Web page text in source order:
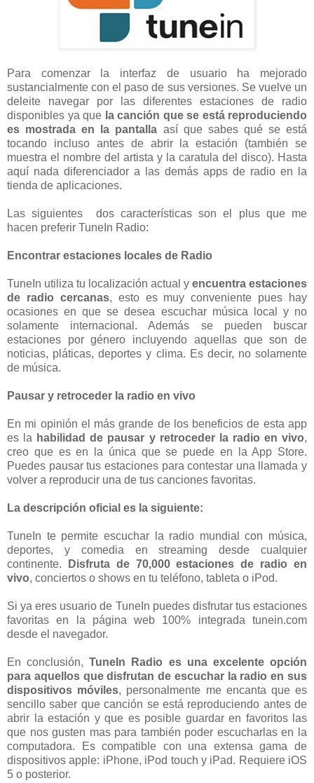
Para comenzar la interfaz de usuario ha mejorado
sustancialmente con el paso de sus versiones. Se vuelve un
deleite navegar por las diferentes estaciones de radio
disponibles ya que la canción que se está reproduciendo
es mostrada en la pantalla así que sabes qué se está
tocando incluso antes de abrir la estación (también se
muestra el nombre del artista y la caratula del disco). Hasta
aquí nada diferenciador a las demás apps de radio en la
tienda de aplicaciones.
Las siguientes dos características son el plus que me
hacen preferir TuneIn Radio:
Encontrar estaciones locales de Radio
TuneIn utiliza tu localización actual y encuentra estaciones
de radio cercanas, esto es muy conveniente pues hay
ocasiones en que se desea escuchar música local y no
solamente internacional. Además se pueden buscar
estaciones por género incluyendo aquellas que son de
noticias, pláticas, deportes y clima. Es decir, no solamente
de música.
Pausar y retroceder la radio en vivo
En mi opinión el más grande de los beneficios de esta app
es la habilidad de pausar y retroceder la radio en vivo,
creo que es en la única que se puede en la App Store.
Puedes pausar tus estaciones para contestar una llamada y
volver a reproducir una de tus canciones favoritas.
La descripción oficial es la siguiente:
TuneIn te permite escuchar la radio mundial con música,
deportes, y comedia en streaming desde cualquier
continente.
Disfruta de 70,000 estaciones de radio en
vivo, conciertos o shows en tu teléfono, tableta o iPod.
Si ya eres usuario de TuneIn puedes disfrutar tus estaciones
favoritas en la página web 100% integrada tunein.com
desde el navegador.
En conclusión,TuneIn Radio es una excelente opción
para aquellos que disfrutan de escuchar la radio en sus
dispositivos móviles, personalmente me encanta que es
sencillo saber que canción se está reproduciendo antes de
abrir la estación y que es posible guardar en favoritos las
que nos gusten mas para también poder escucharlas en la
computadora. Es compatible con una extensa gama de
dispositivos apple: iPhone, iPod touch y iPad. Requiere iOS
5 o posterior.